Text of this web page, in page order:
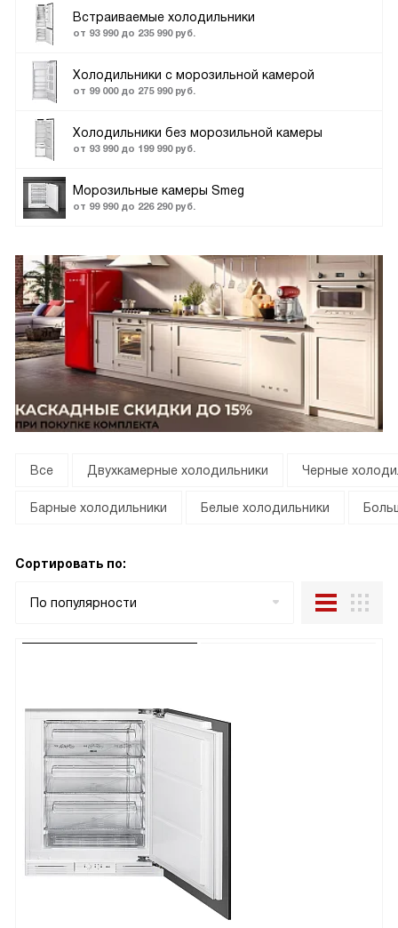
Встраиваемые холодильники
от 93 990 до 235 990 руб.
Холодильники с морозильной камерой
от 99 000 до 275 990 руб.
Холодильники без морозильной камеры
от 93 990 до 199 990 руб.
Морозильные камеры Smeg
от 99 990 до 226 290 руб.
Все Двухкамерные холодильники Черные
Барные холодильники Белые холодильники
Сортировать по:
По популярности